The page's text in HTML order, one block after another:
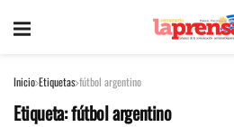
Inicio Etiquetas fútbol argentino
Etiqueta:fútbol argentino